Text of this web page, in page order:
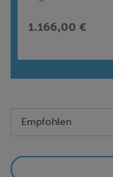
advanced Physik
1.166,00 €